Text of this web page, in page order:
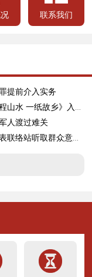
联系我们
提前介入实务
选广东国际传播年度案例
人渡过难关
站听取群众意见建议